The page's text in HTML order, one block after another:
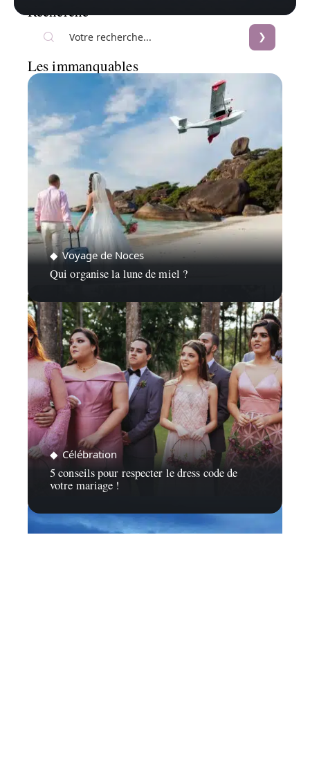
Recherche
Les immanquables
Voyage de Noces
Qui organise la lune de miel ?
Célébration
5 conseils pour respecter le dress code de
votre mariage !